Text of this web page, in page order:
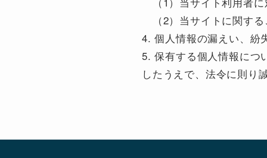
（2）当サイトに関す
4. 個人情報の漏えい、紛
5. 保有する個人情報につ
したうえで、法令に則り